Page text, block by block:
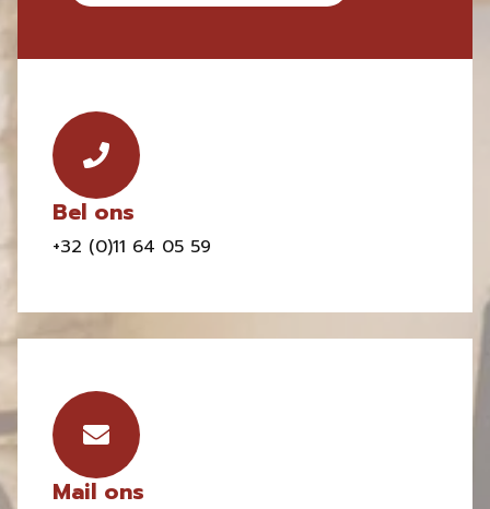
Bel ons
+32 (0)11 64 05 59
Mail ons